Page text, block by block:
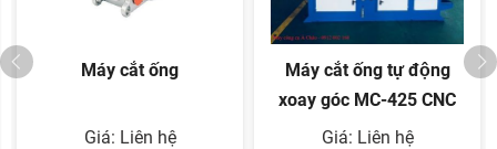
Máy cắt ống
Giá: Liên hệ
Máy cắt ống tự động
xoay góc MC-425 CNC
Giá: Liên hệ